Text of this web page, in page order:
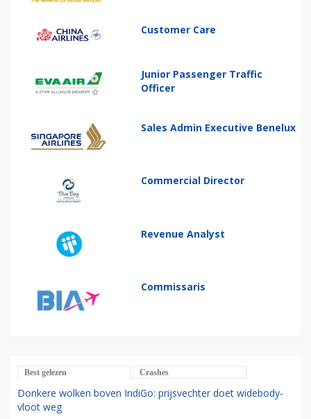
Customer Care
Junior Passenger Traffic
Officer
Sales Admin Executive Benelux
Commercial Director
Revenue Analyst
Commissaris
Best gelezen Crashes
Donkere wolken boven IndiGo: prijsvechter doet widebody-
vloot weg